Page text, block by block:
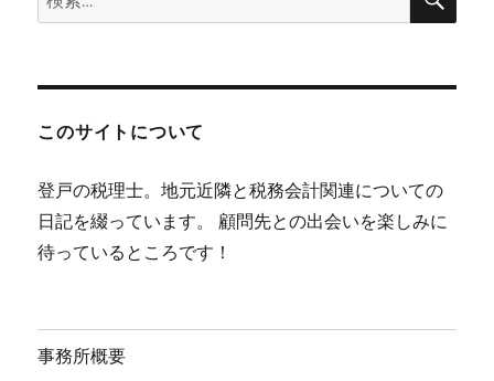
索:
このサイトについて
登戸の税理士。地元近隣と税務会計関連についての
日記を綴っています。 顧問先との出会いを楽しみに
待っているところです！
事務所概要